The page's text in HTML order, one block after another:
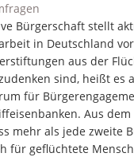
Bürgerschaft stellt
in Deutschland
aus der
sind, heißt es
für
Aus dem
mehr als jede zweite
für geflüchtete